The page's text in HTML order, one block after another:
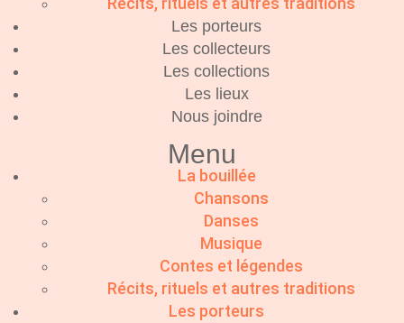
Les porteurs
Les collecteurs
Les collections
Les lieux
Nous joindre
Menu
La bouillée
Chansons
Danses
Musique
Contes et légendes
Récits, rituels et autres traditions
Les porteurs